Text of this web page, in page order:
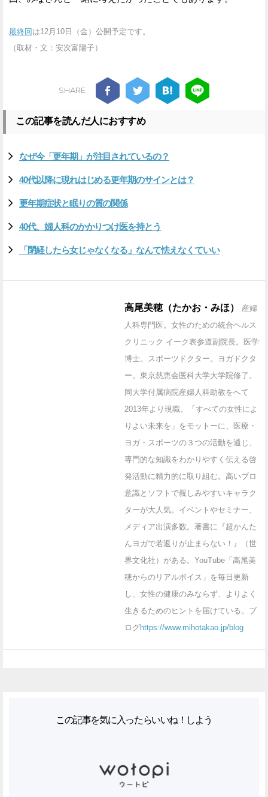
最終回は12月10日（金）公開予定です。
（取材・文：安次富陽子）
SHARE
この記事を読んだ人におすすめ
なぜ今「更年期」が注目されているの？
40代以降に現れはじめる更年期のサインとは？
更年期症状と眠りの質の関係
40代、婦人科のかかりつけ医を持とう
「閉経したら女じゃなくなる」なんて怯えなくていい
高尾美穂（たかお・みほ）
産婦
人科専門医。女性のための統合ヘルス
クリニック イーク表参道副院長。医学
博士。スポーツドクター。ヨガドクタ
ー。東京慈恵会医科大学大学院修了。
同大学付属病院産婦人科助教をへて
2013年より現職。「すべての女性によ
りよい未来を」をモットーに、医療・
ヨガ・スポーツの３つの活動を通じ、
専門的な知識をわかりやすく伝える啓
発活動に精力的に取り組む。高いプロ
意識とソフトで親しみやすいキャラク
ターが大人気。イベントやセミナー、
メディア出演多数。著書に『超かんた
んヨガで若返りが止まらない！』（世
界文化社）がある。YouTube「高尾美
穂からのリアルボイス」を毎日更新
し、女性の健康のみならず、よりよく
生きるためのヒントを届けている。ブ
ログhttps://www.mihotakao.jp/blog
この記事を気に入ったらいいね！しよう